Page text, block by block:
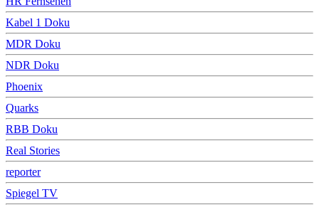
Kabel 1 Doku
MDR Doku
NDR Doku
Phoenix
Quarks
RBB Doku
Real Stories
reporter
Spiegel TV